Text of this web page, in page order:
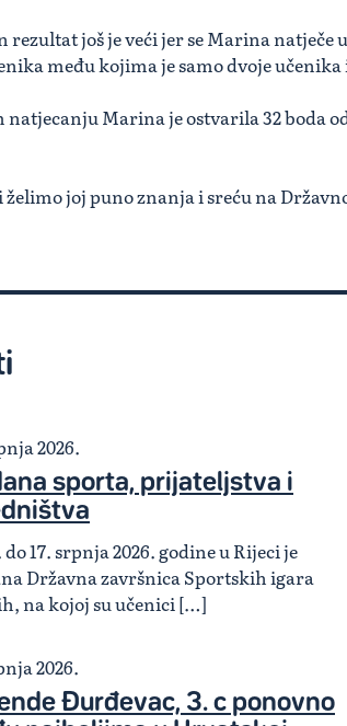
još je veći jer se Marina
među kojima je samo dvoje
Marina je ostvarila 32 boda
joj puno znanja i sreću na
2026.
sporta, prijateljstva i
do 17. srpnja 2026. godine u Rijeci je
Državna završnica Sportskih igara
na kojoj su učenici […]
2026.
Đurđevac, 3. c ponovno